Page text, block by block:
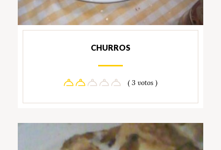
CHURROS
( 3 votos )